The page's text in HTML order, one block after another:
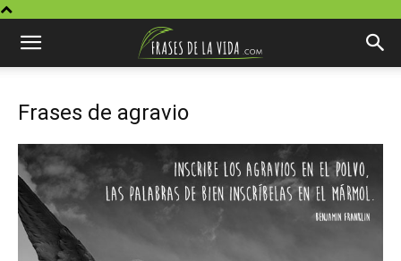
Frases de agravio